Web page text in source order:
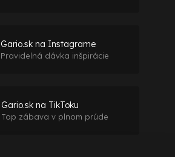
Gario.sk na Instagrame
Pravidelná dávka inšpirácie
Gario.sk na TikToku
Top zábava v plnom prúde